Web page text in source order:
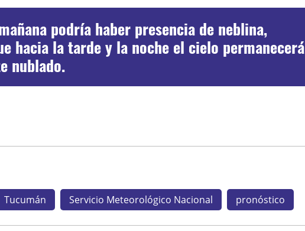
podría haber presencia de neblina,
hacia la tarde y la noche el cielo permanecerá
nublado.
Tucumán Servicio Meteorológico Nacional pronóstico